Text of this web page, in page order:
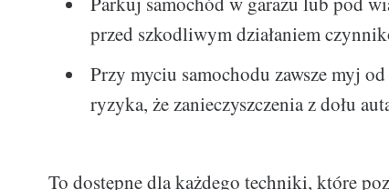
przed szkodliwym działaniem
Przy myciu samochodu zawsze myj
ryzyka, że zanieczyszczenia z dołu
To dostępne dla każdego techniki, które